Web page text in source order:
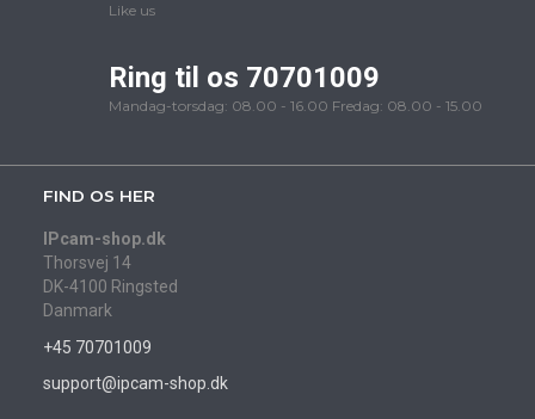
Like us
Ring til os 70701009
Mandag-torsdag: 08.00 - 16.00 Fredag: 08.00 - 15.00
FIND OS HER
IPcam-shop.dk
Thorsvej 14
DK-4100 Ringsted
Danmark
+45 70701009
support@ipcam-shop.dk